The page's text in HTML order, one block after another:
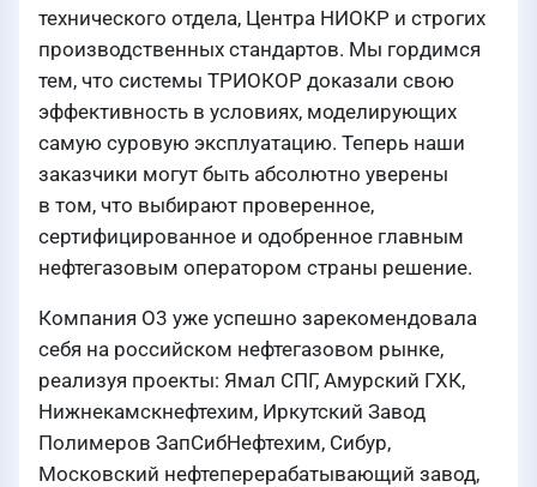
технического отдела, Центра НИОКР и строгих
производственных стандартов. Мы гордимся
тем, что системы ТРИОКОР доказали свою
эффективность в условиях, моделирующих
самую суровую эксплуатацию. Теперь наши
заказчики могут быть абсолютно уверены
в том, что выбирают проверенное,
сертифицированное и одобренное главным
нефтегазовым оператором страны решение.
Компания О3 уже успешно зарекомендовала
себя на российском нефтегазовом рынке,
реализуя проекты: Ямал СПГ, Амурский ГХК,
Нижнекамскнефтехим, Иркутский Завод
Полимеров ЗапСибНефтехим, Сибур,
Московский нефтеперерабатывающий завод,